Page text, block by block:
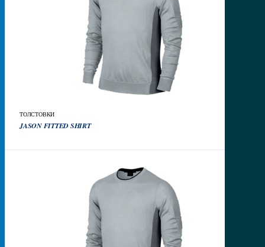
ТОЛСТОВКИ
JASON FITTED SHIRT